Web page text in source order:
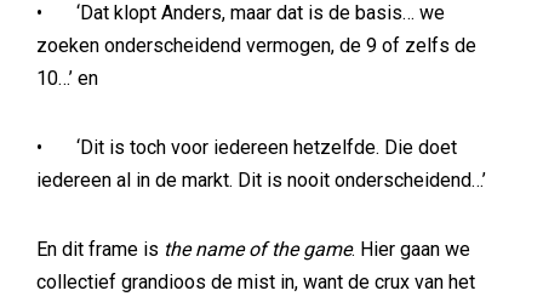
• ‘Dat klopt Anders, maar dat is de basis… we
zoeken onderscheidend vermogen, de 9 of zelfs de
10…’ en
• ‘Dit is toch voor iedereen hetzelfde. Die doet
iedereen al in de markt. Dit is nooit onderscheidend…’
En dit frame is the name of the game. Hier gaan we
collectief grandioos de mist in, want de crux van het